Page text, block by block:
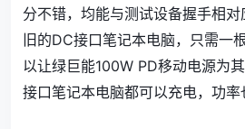
分不错，均能与测试设备握手相
旧的DC接口笔记本电脑，只需一
以让绿巨能100W PD移动电源为
接口笔记本电脑都可以充电，功率